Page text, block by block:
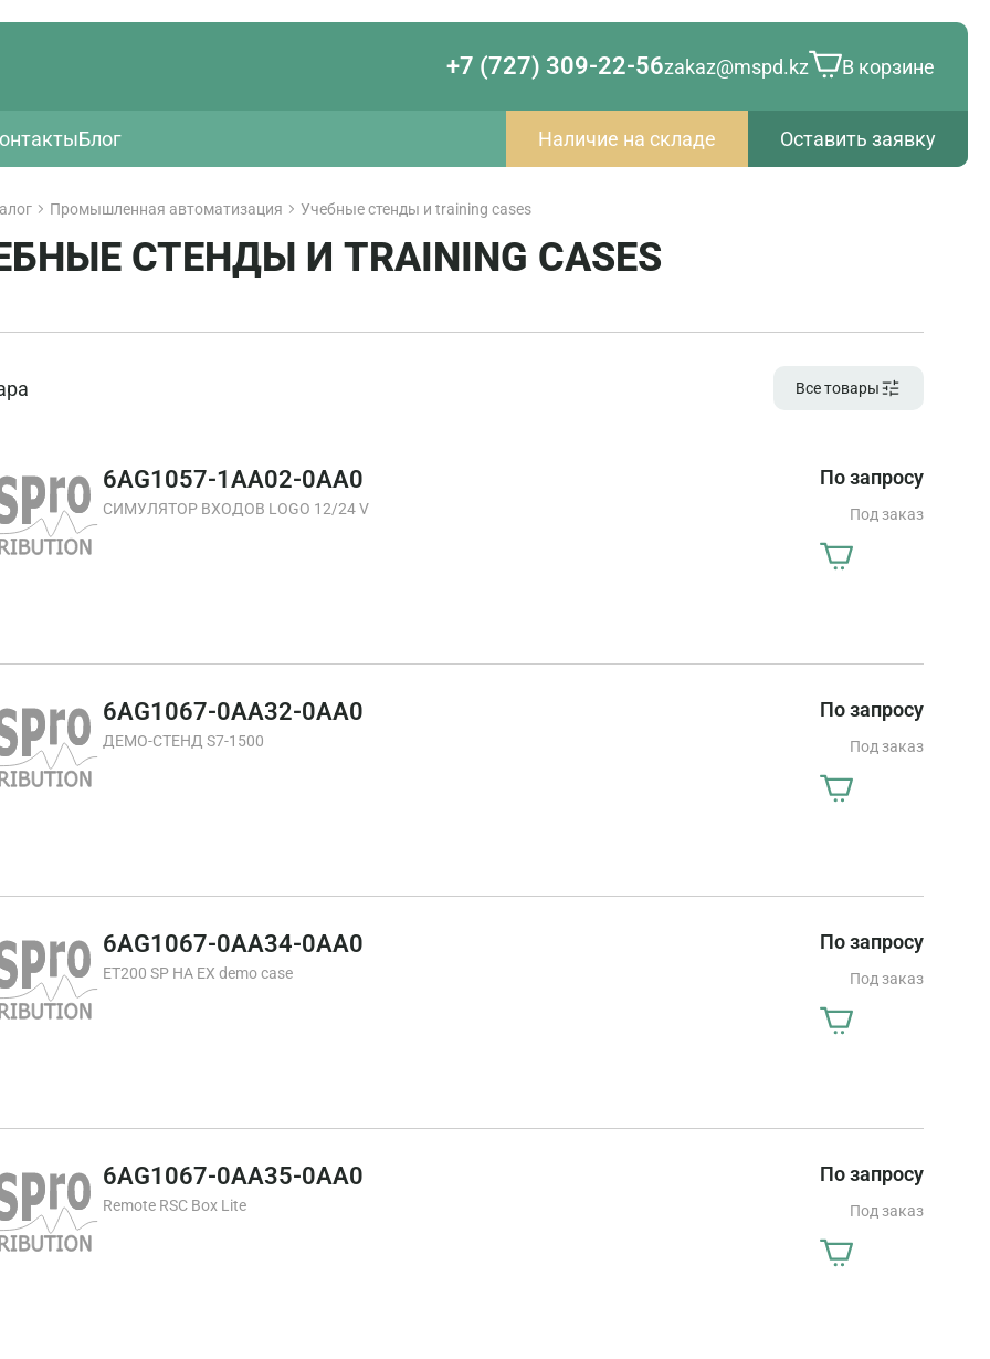
+7 (727) 309-22-56zakaz@mspd.kz В корзине
Блог Наличие на складе Оставить заявку
Промышленная автоматизация Учебные стенды и training cases
СТЕНДЫ И TRAINING CASES
Все товары
6AG1057-1AA02-0AA0
СИМУЛЯТОР ВХОДОВ LOGO 12/24 V
По запросу
Под заказ
6AG1067-0AA32-0AA0
ДЕМО-СТЕНД S7-1500
По запросу
Под заказ
6AG1067-0AA34-0AA0
ET200 SP HA EX demo case
По запросу
Под заказ
6AG1067-0AA35-0AA0
Remote RSC Box Lite
По запросу
Под заказ